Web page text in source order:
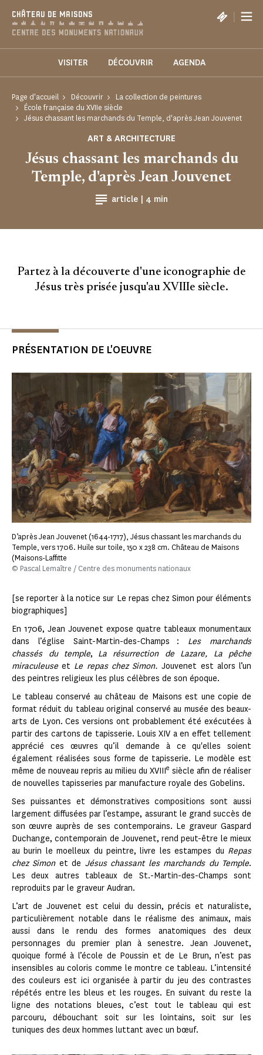
CHÂTEAU DE MAISONS |
VISITER DÉCOUVRIR AGENDA
Page d'accueil Découvrir
La collection de peintures
École française du XVIIe siècle
Jésus chassant les marchands du Temple, d'après Jean Jouvenet
ART & ARCHITECTURE
article | Temps de Lecture
4 min
Jésus chassant les marchands du
Temple, d'après Jean Jouvenet
Partez à la découverte d'une iconographie de
Jésus très prisée jusqu'au XVIIIe siècle.
PRÉSENTATION DE L'OEUVRE
D’après Jean Jouvenet (1644-1717), Jésus chassant les marchands du
Temple, vers 1706. Huile sur toile, 150 x 238 cm. Château de Maisons
(Maisons-Laffitte
© Pascal Lemaître / Centre des monuments nationaux
[se reporter à la notice sur Le repas chez Simon pour éléments
biographiques]
En 1706, Jean Jouvenet expose quatre tableaux monumentaux
dans l’église Saint-Martin-des-Champs : Les marchands
chassés du temple, La résurrection de Lazare, La pêche
miraculeuse et Le repas chez Simon. Jouvenet est alors l’un
des peintres religieux les plus célèbres de son époque.
Le tableau conservé au château de Maisons est une copie de
format réduit du tableau original conservé au musée des beaux-
arts de Lyon. Ces versions ont probablement été exécutées à
partir des cartons de tapisserie. Louis XIV a en effet tellement
apprécié ces œuvres qu’il demande à ce qu'elles soient
également réalisées sous forme de tapisserie. Le modèle est
même de nouveau repris au milieu du XVIIIe siècle afin de réaliser
de nouvelles tapisseries par manufacture royale des Gobelins.
Ses puissantes et démonstratives compositions sont aussi
largement diffusées par l’estampe, assurant le grand succès de
son œuvre auprès de ses contemporains. Le graveur Gaspard
Duchange, contemporain de Jouvenet, rend peut-être le mieux
au burin le moelleux du peintre, livre les estampes du Repas
chez Simon et de Jésus chassant les marchands du Temple.
Les deux autres tableaux de St.-Martin-des-Champs sont
reproduits par le graveur Audran.
L’art de Jouvenet est celui du dessin, précis et naturaliste,
particulièrement notable dans le réalisme des animaux, mais
aussi dans le rendu des formes anatomiques des deux
personnages du premier plan à senestre. Jean Jouvenet,
quoique formé à l’école de Poussin et de Le Brun, n’est pas
insensibles au coloris comme le montre ce tableau. L’intensité
des couleurs est ici organisée à partir du jeu des contrastes
répétés entre les bleus et les rouges. En suivant du reste la
ligne des notations bleues, c’est tout le tableau qui est
parcouru, débouchant soit sur les lointains, soit sur les
tuniques des deux hommes luttant avec un bœuf.